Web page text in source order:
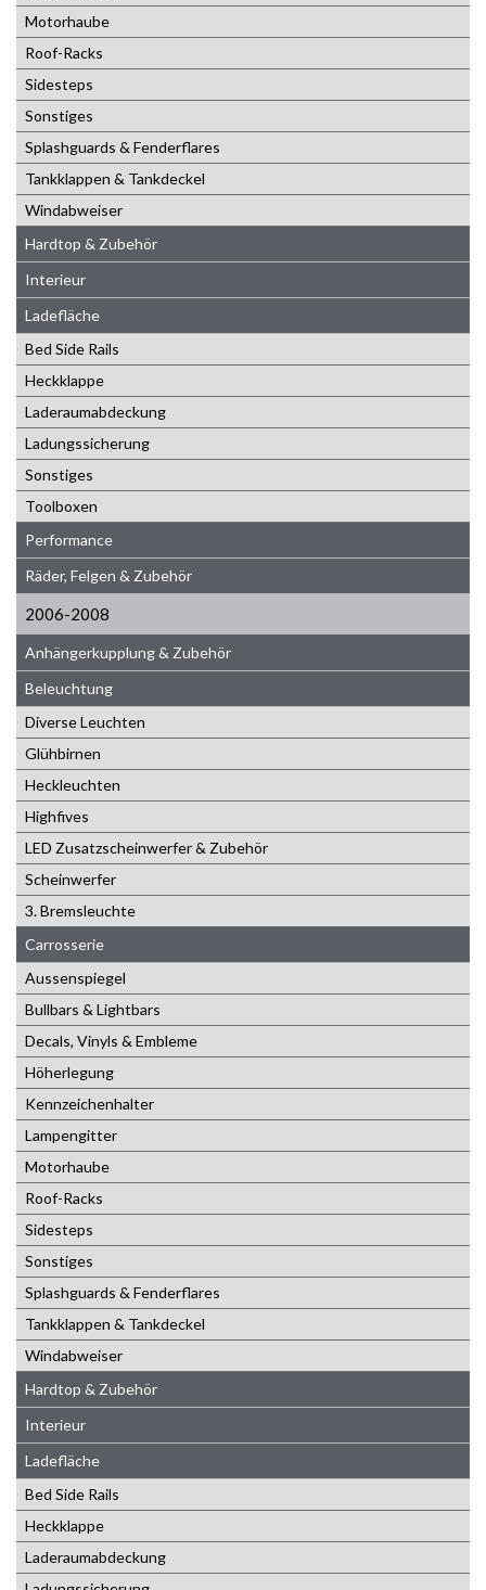
Motorhaube
Roof-Racks
Sidesteps
Sonstiges
Splashguards & Fenderflares
Tankklappen & Tankdeckel
Windabweiser
Hardtop & Zubehör
Interieur
Ladefläche
Bed Side Rails
Heckklappe
Laderaumabdeckung
Ladungssicherung
Sonstiges
Toolboxen
Performance
Räder, Felgen & Zubehör
2006-2008
Anhängerkupplung & Zubehör
Beleuchtung
Diverse Leuchten
Glühbirnen
Heckleuchten
Highfives
LED Zusatzscheinwerfer & Zubehör
Scheinwerfer
3. Bremsleuchte
Carrosserie
Aussenspiegel
Bullbars & Lightbars
Decals, Vinyls & Embleme
Höherlegung
Kennzeichenhalter
Lampengitter
Motorhaube
Roof-Racks
Sidesteps
Sonstiges
Splashguards & Fenderflares
Tankklappen & Tankdeckel
Windabweiser
Hardtop & Zubehör
Interieur
Ladefläche
Bed Side Rails
Heckklappe
Laderaumabdeckung